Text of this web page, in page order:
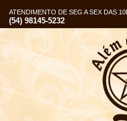
ATENDIMENTO DE SEG A SEX DAS
(54) 98145-5232